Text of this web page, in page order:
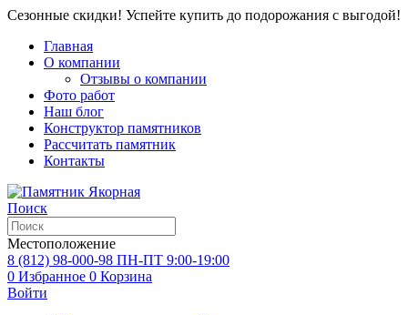
Сезонные скидки! Успейте купить до подорожания с выгодой!
Главная
О компании
Отзывы о компании
Фото работ
Наш блог
Конструктор памятников
Рассчитать памятник
Контакты
Поиск
Местоположение
8 (812) 98-000-98 ПН-ПТ 9:00-19:00
0 Избранное 0 Корзина
Войти